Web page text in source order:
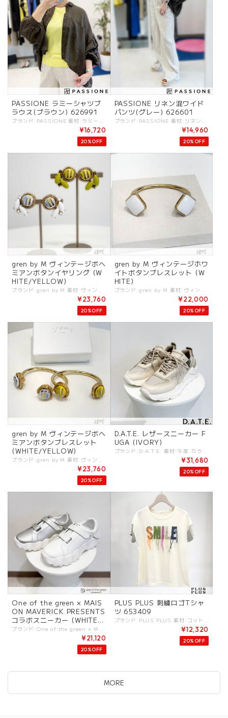
PASSIONE ラミーシャツブ
ラウス(ブラウン) 626991
¥16,720
20%OFF
PASSIONE リネン混ワイド
パンツ(グレー) 626601
¥14,960
20%OFF
gren by M ヴィンテージボヘ
ミアンボタンイヤリング (W
HITE/YELLOW)
ブランド:gren by M 素材:ヴィンテージボタン/真鍮. ※付属:ブランド箱 (デッドストック/ヴィンテージパーツには色味の変化や、多少のキズに見える部分がある場合がございます。ヴィンテージ（加工）ならではの風合いとしてお楽しみください。) カラー:White/Yellow サイズ:約2.5cm×約3cm. - デッドストックのボヘミアン長デザインのボタンを使ったイヤリング。 ゴールドにホワイト、イエローの２色展開。 #gren #grenbym #グリン #ブレスレット -gren by M- 「宝石箱を開けたときのような わくわくするアクセサリー」をコンセプトに、時代や流行が変わっても末長く愛着をもてる「宝物」のような存在でありたい。 そう想いを込めて一点一点丁寧につくられています。 80年のときを経てエイジングされた独特の色合いが特徴的なフランス製の手吹きのスフレグラスパール. 名だたるメゾンに使われた彫金細工のような細かいモチーフが特徴の「desrues社」のガラスボタン. デザイナーが世界中を旅して探し出したヴィンテージやリミテッドの希少なパーツが施されたアクセサリーたちは言葉のとおり「宝物」のよう。 ※くすんで見える場合がございますが、ヴィンテージの加工によるものです。 ※商品カラーは撮影時の光や閲覧環境によって、実際の商品と若干異なる場合がございます。 ※平置き採寸となりますので、多少の誤差が生じる場合がございます。 ※タグ記載の注意事項、洗濯表示を必ずお読みください。 ☆その他気になる点はお気軽にご連絡ください。 gren-earfeather
¥23,760
20%OFF
gren by M ヴィンテージホワ
イトボタンブレスレット (W
HITE)
ブランド:gren by M 素材:ヴィンテージボタン/真鍮. ※付属:ブランド箱 (デッドストック/ヴィンテージパーツには色味の変化や、多少のキズに見える部分がある場合がございます。ヴィンテージ（加工）ならではの風合いとしてお楽しみください。) カラー:White サイズ:周囲約13cm. モチーフ約2cm. - ゴールドにホワイトのカットされたスクエアボタン(デッドストック)を使ったブレスレット。 #gren #grenbym #グリン #ブレスレット -gren by M- 「宝石箱を開けたときのような わくわくするアクセサリー」をコンセプトに、時代や流行が変わっても末長く愛着をもてる「宝物」のような存在でありたい。 そう想いを込めて一点一点丁寧につくられています。 80年のときを経てエイジングされた独特の色合いが特徴的なフランス製の手吹きのスフレグラスパール. 名だたるメゾンに使われた彫金細工のような細かいモチーフが特徴の「desrues社」のガラスボタン. デザイナーが世界中を旅して探し出したヴィンテージやリミテッドの希少なパーツが施されたアクセサリーたちは言葉のとおり「宝物」のよう。 ※くすんで見える場合がございますが、ヴィンテージの加工によるものです。 ※商品カラーは撮影時の光や閲覧環境によって、実際の商品と若干異なる場合がございます。 ※平置き採寸となりますので、多少の誤差が生じる場合がございます。 ※タグ記載の注意事項、洗濯表示を必ずお読みください。 ☆その他気になる点はお気軽にご連絡ください。 gren-earfeather
¥22,000
20%OFF
gren by M ヴィンテージボヘ
ミアンボタンブレスレット
(WHITE/YELLOW)
¥23,760
20%OFF
D.A.T.E. レザースニーカー F
UGA (IVORY)
¥31,680
20%OFF
One of the green × MAIS
ON MAVERICK PRESENTS
コラボスニーカー (WHITE/
SILVER)
ブランド:One of the green × MAISON MAVERICK PRESENTS 素材:レザー. カラー:・ホワイト ・シルバー サイズ:23cm/24cm - 「One of the green × MAISON MAVERICK PRESENTS」ダブルネームのレザースニーカー。 軽量かつ安定感のある履き心地。 ベロクロ仕様のデザインもGood！ #oneofthegreen #ワンオブザグリーン -one of the green- "the green"は健康・自然・自由の象徴。 健やかな暮らしのため、あらゆる動きや快適をスタイリングと融合するデザインがコンセプト。 気軽にカッコよく着られるスポーティーさを感じるウェアが揃う。 ※商品カラーは撮影時の光や閲覧環境によって、実際の商品と若干異なる場合がございます。 ※平置き採寸となりますので、多少の誤差が生じる場合がございます。 ※タグ記載の注意事項、洗濯表示を必ずお読みください。 ☆その他気になる点はお気軽にご連絡ください。
¥21,120
20%OFF
PLUS PLUS 刺繍ロゴTシャ
ツ 653409
ブランド:PLUS PLUS 素材:コットン100%. (刺繍)アクリル100%. カラー:アイボリー サイズ:[F].裄丈:36cm/着丈:60cm/身幅:45cm/ - 遊び心ある刺繍ロゴがポイントのカットソーTシャツ。 カラフルな刺繍糸と袖の切り替えがポイントのデザイン。 #plusplus #プラスプラス -PLUS PLUS- ”Life with a Plus“ 〜大人な日常に、上質な遊び心をプラスする〜 PLUS PLUSは上質な素材と洗練られたデザインで、大人のためのカジュアルスタイルを提案いたします。 シンプルな1枚にPLUSを重ねるように、暮らしや気分、旅を豊かにしてくれるアイテムをお届けします。 ファッションを自己表現とライフスタイルの一部を楽しむ大人な女性に、 肌触りと着心地を大切にし日常に「もうひとつの心地よさ」と「さりげない上質」をお届けします。 更にカシミヤシリーズは、極上の肌触りと軽やかな暖かさで日常を包み込みます。 -------------- ※商品カラーは撮影時の光や閲覧環境によって、実際の商品と若干異なる場合がございます。 ※平置き採寸となりますので、多少の誤差が生じる場合がございます。(ニットなど製品上、伸縮性があるものも伸ばさずに計測) ※タグ記載の注意事項、洗濯表示を必ずお読みください。 ☆その他気になる点はお気軽にご連絡ください☆ plusplus-653409
¥12,320
20%OFF
MORE